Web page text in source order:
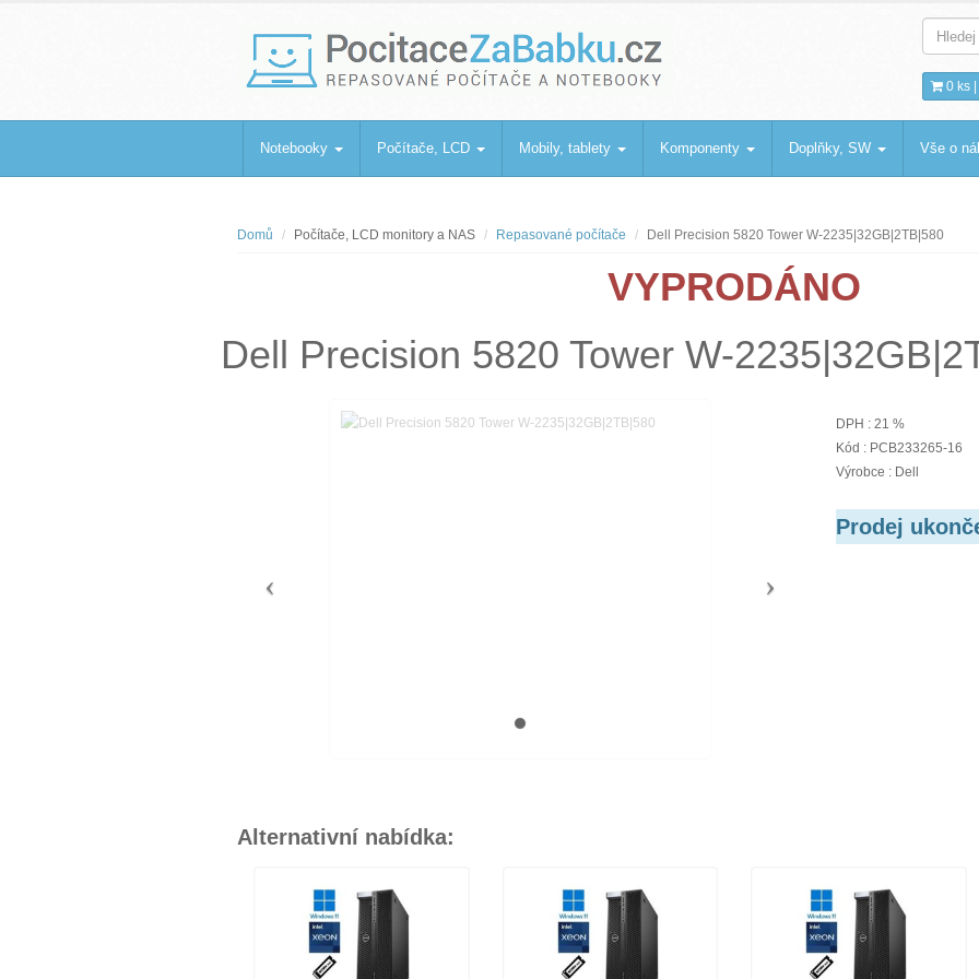
PocitaceZaBabku.cz
Repasované počítače a notebooky 0 ks |
Notebooky Počítače, LCD Mobily, tablety Komponenty Doplňky, SW Vše o
Domů Počítače, LCD monitory a NAS Repasované počítače Dell Precision 5820 Tower W-2235|32GB|2TB|580
VYPRODÁNO
Dell Precision 5820 Tower W-
DPH : 21 %
Kód : PCB233265-16
Výrobce : Dell
Prodej
Alternativní nabídka: